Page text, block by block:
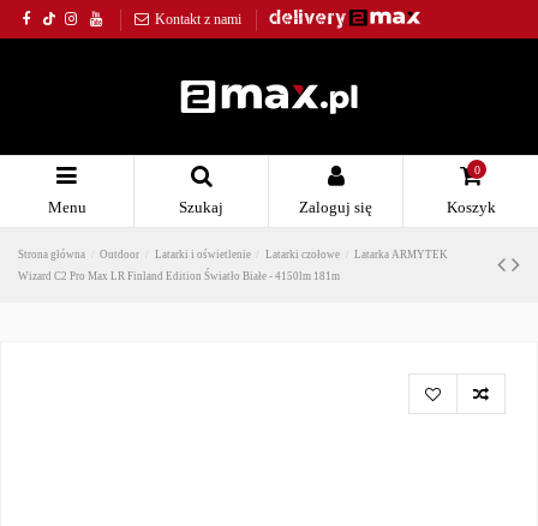
Kontakt z nami
Menu Szukaj Zaloguj się
0
Koszyk
Strona główna Outdoor Latarki i oświetlenie Latarki czołowe
Latarka ARMYTEK
Wizard C2 Pro Max LR Finland Edition Światło Białe - 4150lm 181m